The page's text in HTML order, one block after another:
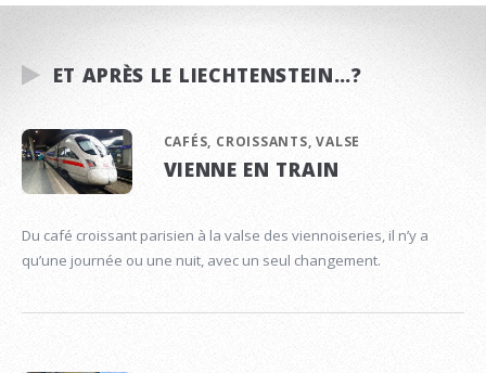
ET APRÈS LE LIECHTENSTEIN…?
CAFÉS, CROISSANTS, VALSE
VIENNE EN TRAIN
Du café croissant parisien à la valse des viennoiseries, il n’y a
qu’une journée ou une nuit, avec un seul changement.